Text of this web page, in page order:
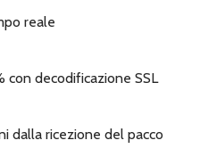
reale
con decodificazione SSL
dalla ricezione del pacco